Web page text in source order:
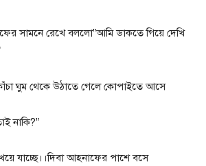
সামনে রেখে বললো”আমি ডাকতে গিয়ে দেখি
ঘুম থেকে উঠাতে গেলে কোপাইতে আসে
নাকি?”
যাচ্ছে।।দিবা আহনাফের পাশে বসে